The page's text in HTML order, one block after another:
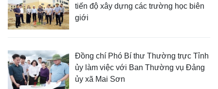
tiến độ xây dựng các trường học biên
giới
Đồng chí Phó Bí thư Thường trực Tỉnh
ủy làm việc với Ban Thường vụ Đảng
ủy xã Mai Sơn